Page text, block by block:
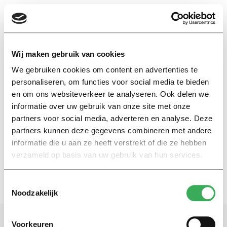
Wij maken gebruik van cookies
We gebruiken cookies om content en advertenties te
personaliseren, om functies voor social media te bieden
en om ons websiteverkeer te analyseren. Ook delen we
informatie over uw gebruik van onze site met onze
partners voor social media, adverteren en analyse. Deze
partners kunnen deze gegevens combineren met andere
informatie die u aan ze heeft verstrekt of die ze hebben
verzameld op basis van uw gebruik van hun services.
Noodzakelijk
Voorkeuren
EN
Mandarin
International
Speak Chinese to me
04 november 2015